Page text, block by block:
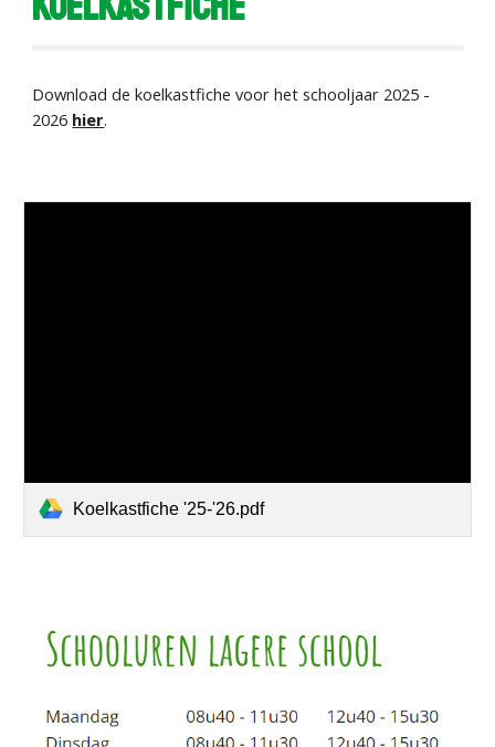
Download de koelkastfiche voor het schooljaar 2025 -
2026 hier.
Koelkastfiche '25-'26.pdf